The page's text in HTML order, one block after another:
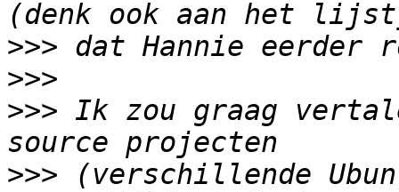
>>>
>>>
>>> Ik zou graag
>>> (verschillende